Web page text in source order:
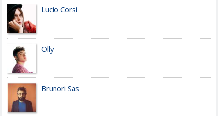
Lucio Corsi
Olly
Brunori Sas